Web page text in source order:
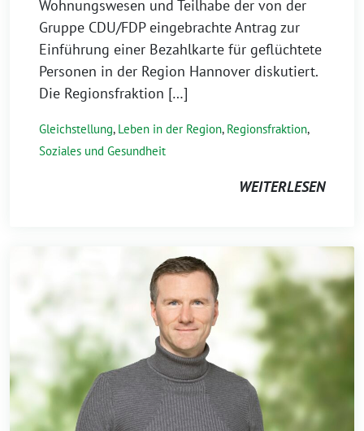
Wohnungswesen und Teilhabe der von der
Gruppe CDU/FDP eingebrachte Antrag zur
Einführung einer Bezahlkarte für geflüchtete
Personen in der Region Hannover diskutiert.
Die Regionsfraktion […]
Gleichstellung, Leben in der Region, Regionsfraktion,
Soziales und Gesundheit
WEITERLESEN